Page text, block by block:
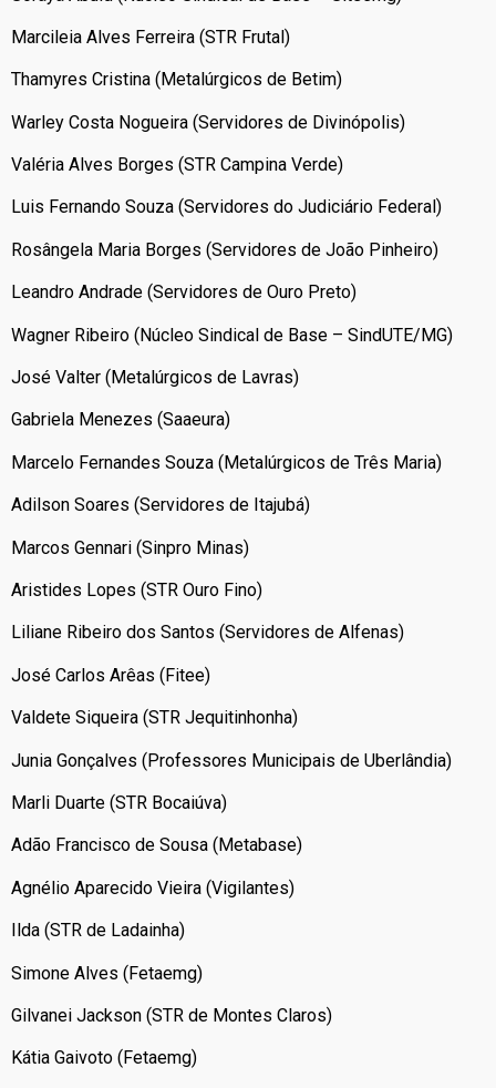
Marcileia Alves Ferreira (STR Frutal)
Thamyres Cristina (Metalúrgicos de Betim)
Warley Costa Nogueira (Servidores de Divinópolis)
Valéria Alves Borges (STR Campina Verde)
Luis Fernando Souza (Servidores do Judiciário Federal)
Rosângela Maria Borges (Servidores de João Pinheiro)
Leandro Andrade (Servidores de Ouro Preto)
Wagner Ribeiro (Núcleo Sindical de Base – SindUTE/MG)
José Valter (Metalúrgicos de Lavras)
Gabriela Menezes (Saaeura)
Marcelo Fernandes Souza (Metalúrgicos de Três Maria)
Adilson Soares (Servidores de Itajubá)
Marcos Gennari (Sinpro Minas)
Aristides Lopes (STR Ouro Fino)
Liliane Ribeiro dos Santos (Servidores de Alfenas)
José Carlos Arêas (Fitee)
Valdete Siqueira (STR Jequitinhonha)
Junia Gonçalves (Professores Municipais de Uberlândia)
Marli Duarte (STR Bocaiúva)
Adão Francisco de Sousa (Metabase)
Agnélio Aparecido Vieira (Vigilantes)
Ilda (STR de Ladainha)
Simone Alves (Fetaemg)
Gilvanei Jackson (STR de Montes Claros)
Kátia Gaivoto (Fetaemg)